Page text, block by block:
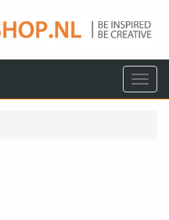
Menu